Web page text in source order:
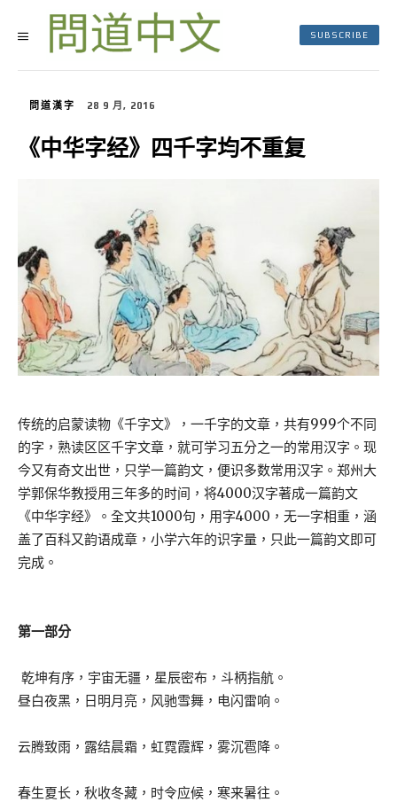
SUBSCRIBE
問道漢字 28 9 月, 2016
《中华字经》四千字均不重复
传统的启蒙读物《千字文》，一千字的文章，共有999个不同
的字，熟读区区千字文章，就可学习五分之一的常用汉字。现
今又有奇文出世，只学一篇韵文，便识多数常用汉字。郑州大
学郭保华教授用三年多的时间，将4000汉字著成一篇韵文
《中华字经》。全文共1000句，用字4000，无一字相重，涵
盖了百科又韵语成章，小学六年的识字量，只此一篇韵文即可
完成。
第一部分
乾坤有序，宇宙无疆，星辰密布，斗柄指航。
昼白夜黑，日明月亮，风驰雪舞，电闪雷响。
云腾致雨，露结晨霜，虹霓霞辉，雾沉雹降。
春生夏长，秋收冬藏，时令应候，寒来暑往。